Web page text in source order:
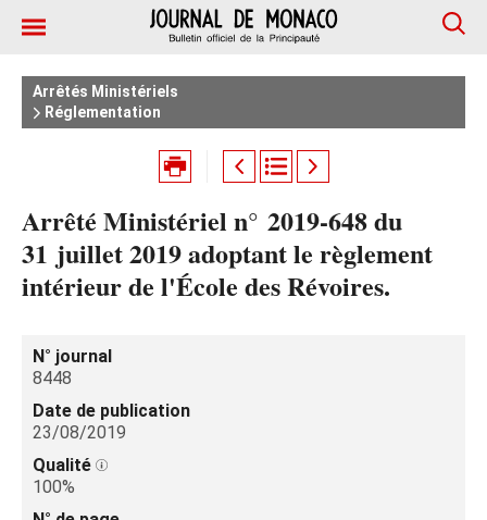
Arrêtés Ministériels
Réglementation
Arrêté Ministériel n° 2019-648 du
31 juillet 2019 adoptant le règlement
intérieur de l'École des Révoires.
N° journal
8448
Date de publication
23/08/2019
Qualité
100%